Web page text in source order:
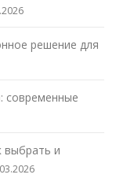
решение для
современные
выбрать и